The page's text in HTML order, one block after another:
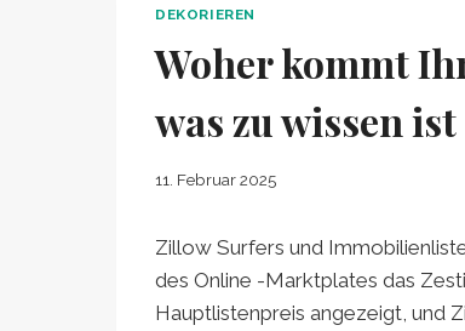
DEKORIEREN
Woher kommt
was zu wissen ist
11. Februar 2025
Zillow Surfers und
des Online -Marktplates das
Hauptlistenpreis angezeigt, und